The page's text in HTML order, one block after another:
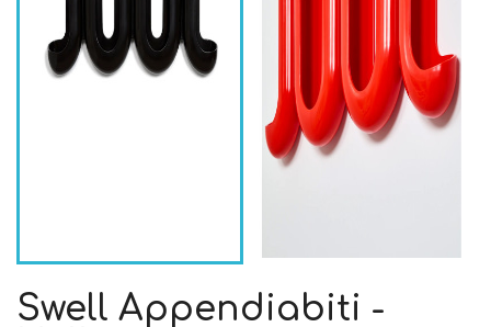
Swell Appendiabiti -